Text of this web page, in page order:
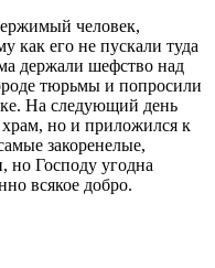
человек,
как его не пускали туда
держали шефство над
тюрьмы и попросили
. На следующий день
но и приложился к
закоренелые,
но Господу угодна
всякое добро.